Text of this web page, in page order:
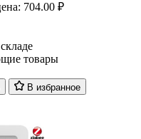
704.00 ₽
товары
В избранное